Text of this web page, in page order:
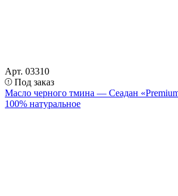
Арт. 03310
Под заказ
Масло черного тмина — Сеадан
100% натуральное